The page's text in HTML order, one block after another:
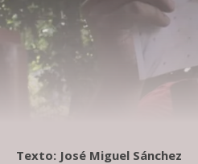
Texto: José Miguel Sánchez